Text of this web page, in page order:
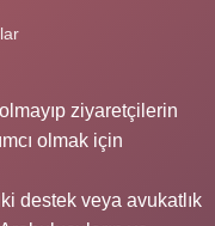
ziyaretçilerin
olmak için
destek veya avukatlık